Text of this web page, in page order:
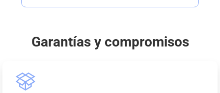
Garantías y compromisos